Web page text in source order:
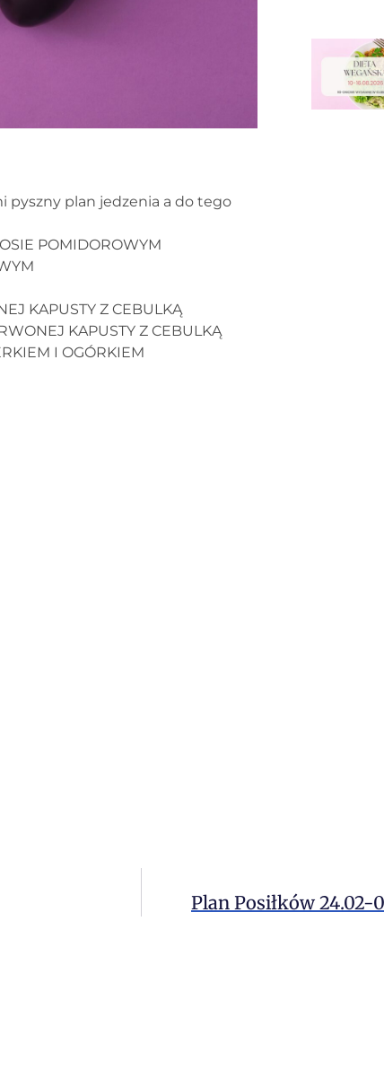
pyszny plan jedzenia a do tego
POMIDOROWYM
KAPUSTY Z CEBULKĄ
KAPUSTY Z CEBULKĄ
I OGÓRKIEM
Plan Posiłków 24.02-